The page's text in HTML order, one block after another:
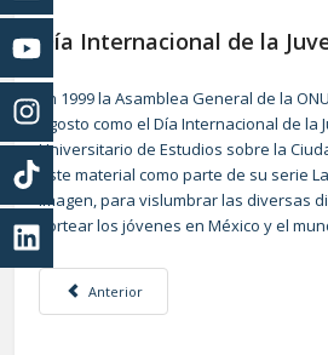
Día Internacional de la
En 1999 la Asamblea General de la
agosto como el Día Internacional de la
Universitario de Estudios sobre la
este material como parte de su serie
imagen, para vislumbrar las diversas
sortear los jóvenes en México y el
Artículo anterior: Sismos en la Ciudad de
Anterior